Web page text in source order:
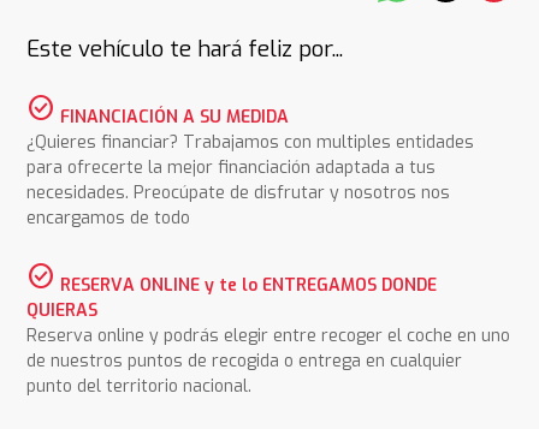
Este vehículo te hará feliz por...
check_circle FINANCIACIÓN A SU MEDIDA
¿Quieres financiar? Trabajamos con multiples entidades
para ofrecerte la mejor financiación adaptada a tus
necesidades. Preocúpate de disfrutar y nosotros nos
encargamos de todo
check_circle RESERVA ONLINE y te lo ENTREGAMOS DONDE
QUIERAS
Reserva online y podrás elegir entre recoger el coche en uno
de nuestros puntos de recogida o entrega en cualquier
punto del territorio nacional.